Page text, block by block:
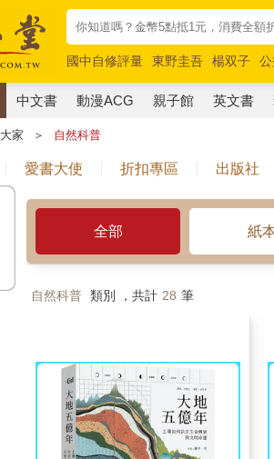
國中自修評量 東野圭吾 楊双子
唯紅花綻放
奧德賽 路邊攤新作
中文書 動漫ACG 親子館 英文書
大家 ＞ 自然科普
愛書大使 折扣專區 出版社
全部 紙
自然科普 類別 ，共計 28 筆